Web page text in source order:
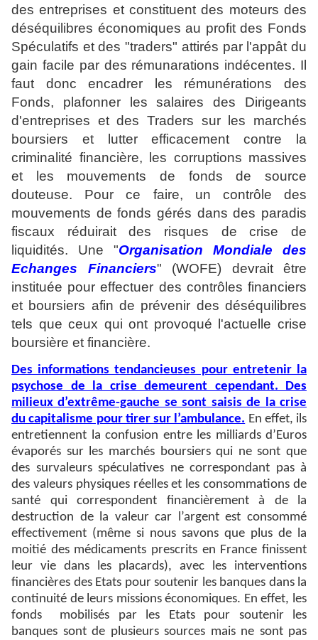
des entreprises et constituent des moteurs des
déséquilibres économiques au profit des Fonds
Spéculatifs et des "traders" attirés par l'appât du
gain facile par des rémunarations indécentes. Il
faut donc encadrer les rémunérations des
Fonds, plafonner les salaires des Dirigeants
d'entreprises et des Traders sur les marchés
boursiers et lutter efficacement contre la
criminalité financière, les corruptions massives
et les mouvements de fonds de source
douteuse. Pour ce faire, un contrôle des
mouvements de fonds gérés dans des paradis
fiscaux réduirait des risques de crise de
liquidités. Une "Organisation Mondiale des
Echanges Financiers" (WOFE) devrait être
instituée pour effectuer des contrôles financiers
et boursiers afin de prévenir des déséquilibres
tels que ceux qui ont provoqué l'actuelle crise
boursière et financière.
Des informations tendancieuses pour entretenir la
psychose de la crise demeurent cependant. Des
milieux d’extrême-gauche se sont saisis de la crise
du capitalisme pour tirer sur l’ambulance. En effet, ils
entretiennent la confusion entre les milliards d’Euros
évaporés sur les marchés boursiers qui ne sont que
des survaleurs spéculatives ne correspondant pas à
des valeurs physiques réelles et les consommations de
santé qui correspondent financièrement à de la
destruction de la valeur car l’argent est consommé
effectivement (même si nous savons que plus de la
moitié des médicaments prescrits en France finissent
leur vie dans les placards), avec les interventions
financières des Etats pour soutenir les banques dans la
continuité de leurs missions économiques. En effet, les
fonds
mobilisés par les Etats pour soutenir les
banques sont de plusieurs sources mais ne sont pas